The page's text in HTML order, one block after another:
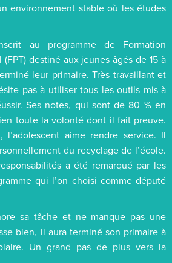
environnement stable où les études
au programme de Formation
(FPT) destiné aux jeunes âgés de 15 à
leur primaire. Très travaillant et
pas à utiliser tous les outils mis à
Ses notes, qui sont de 80 % en
toute la volonté dont il fait preuve.
aime rendre service. Il
du recyclage de l’école.
a été remarqué par les
qui l’on choisi comme député
sa tâche et ne manque pas une
bien, il aura terminé son primaire à
Un grand pas de plus vers la